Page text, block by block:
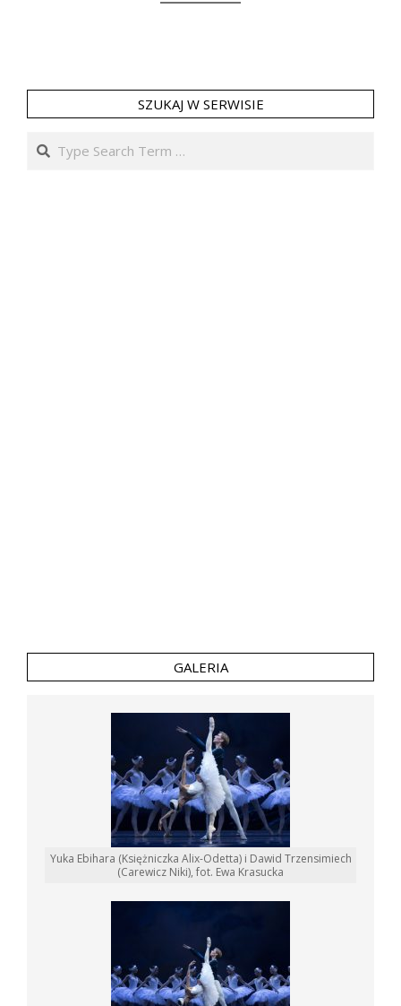
SZUKAJ W SERWISIE
Search
GALERIA
Yuka Ebihara (Księżniczka Alix-Odetta) i Dawid Trzensimiech
(Carewicz Niki), fot. Ewa Krasucka